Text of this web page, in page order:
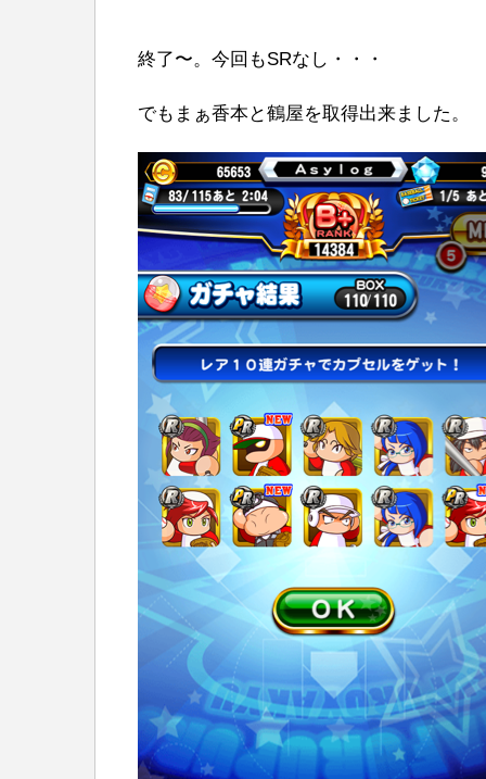
終了〜。今回もSRなし・・・
でもまぁ香本と鶴屋を取得出来ました。